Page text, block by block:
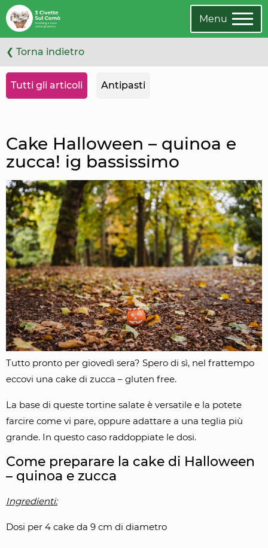
Leggi
l'articolo
Oppure
cambia
categoria
Menu
❮ Torna indietro
Tutti gli articoli Antipasti
Cake Halloween – quinoa e
zucca! ig bassissimo
Tutto pronto per giovedì sera? Spero di sì, nel frattempo
eccovi una cake di zucca – gluten free.
La base di queste tortine salate è versatile e la potete
farcire come vi pare, oppure adattare a una teglia più
grande. In questo caso raddoppiate le dosi.
Come preparare la cake di Halloween
– quinoa e zucca
Ingredienti:
Dosi per 4 cake da 9 cm di diametro